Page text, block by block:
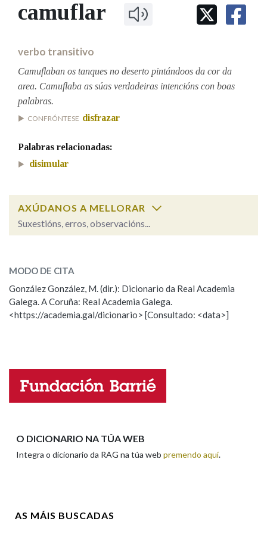
IDENTIDADE CORPORATIVA
MARCIAL DEL ADALID
FIGURAS HOMENAXEADAS
PRIMAVERA DAS LETRAS
PORTAL DAS PALABRAS
Facebook
TwitterYoutubeInstagram
Bluesky
BUSCAR NOS LEMAS
Remata por
Nas definicións
Na fraseoloxía
Marcas gramaticais
camuflar
verbo transitivo
Camuflaban os tanques no deserto pintándoos da cor da
area. Camuflaba as súas verdadeiras intencións con boas
palabras.
CONFRÓNTESE disfrazar
Palabras relacionadas:
disimular
AXÚDANOS A MELLORAR
Suxestións, erros, observacións...
ESCOLLE UNHA OPCIÓN:
Observación Hai un erro na palabra
Propoño mellorar a definición
Nome
MODO DE CITA
González González, M. (dir.): Dicionario da Real Academia
Galega. A Coruña: Real Academia Galega.
<https://academia.gal/dicionario> [Consultado: <data>]
O DICIONARIO NA TÚA WEB
Integra o dicionario da RAG na túa web premendo aquí.
AS MÁIS BUSCADAS